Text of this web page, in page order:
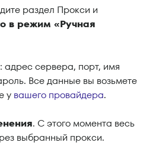
раздел Прокси и
в режим «Ручная
: адрес сервера, порт, имя
Все данные вы возьмете
у вашего провайдера.
. С этого момента весь
выбранный прокси.